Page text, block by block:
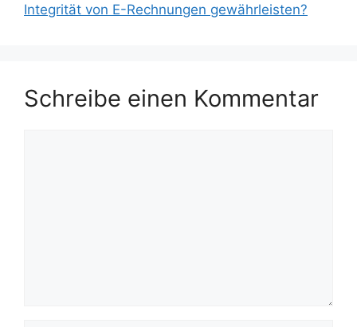
Integrität von E-Rechnungen gewährleisten?
Schreibe einen Kommentar